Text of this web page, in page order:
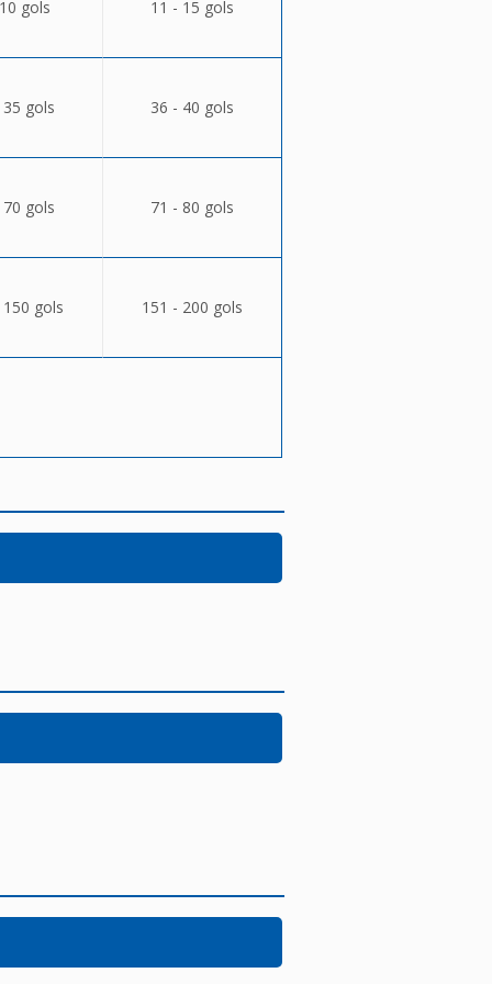
gols 11 - 15 gols
gols 36 - 40 gols
gols 71 - 80 gols
gols 151 - 200 gols